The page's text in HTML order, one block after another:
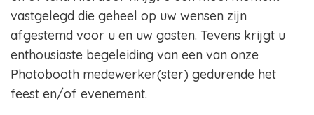
vastgelegd die geheel op uw wensen zijn
afgestemd voor u en uw gasten. Tevens krijgt u
enthousiaste begeleiding van een van onze
Photobooth medewerker(ster) gedurende het
feest en/of evenement.